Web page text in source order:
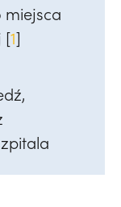
miejsca
[1]